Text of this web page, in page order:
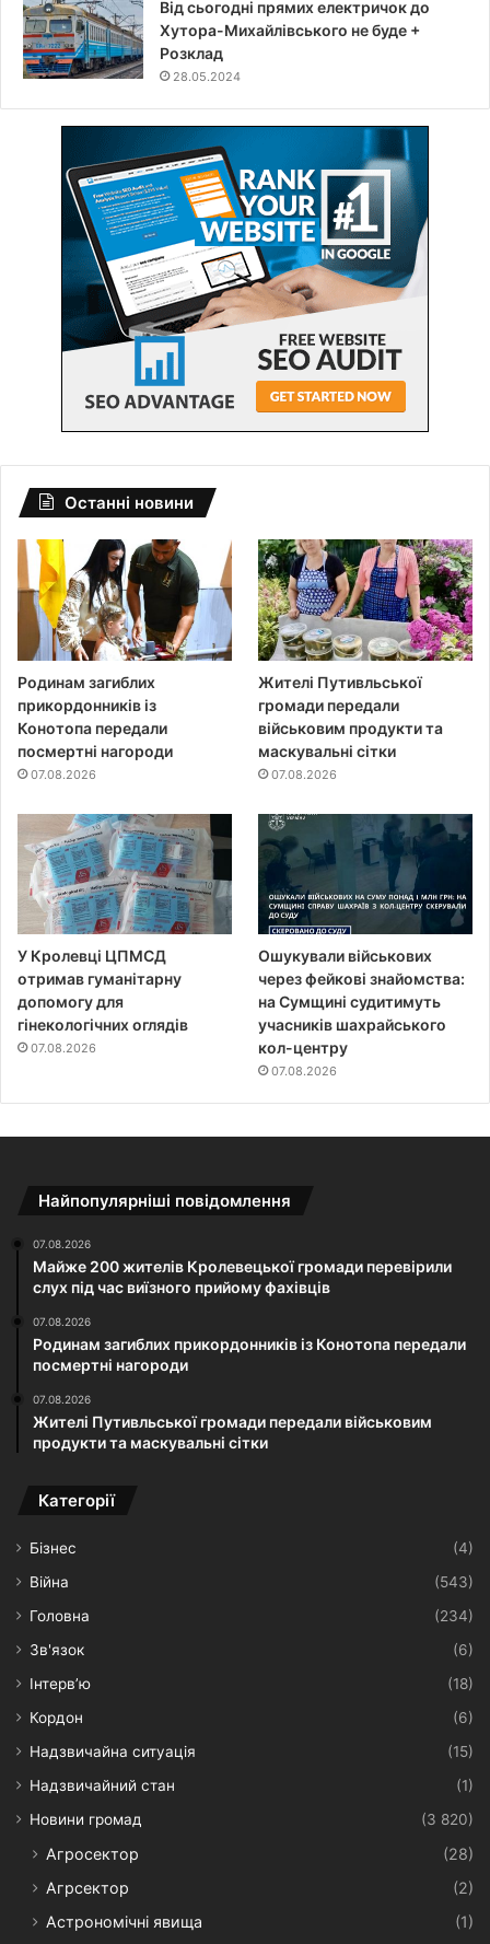
Від сьогодні прямих електричок до
Хутора-Михайлівського не буде +
Розклад
28.05.2024
Останні новини
Родинам загиблих
прикордонників із
Конотопа передали
посмертні нагороди
07.08.2026
Жителі Путивльської
громади передали
військовим продукти та
маскувальні сітки
07.08.2026
У Кролевці ЦПМСД
отримав гуманітарну
допомогу для
гінекологічних оглядів
07.08.2026
Ошукували військових
через фейкові знайомства:
на Сумщині судитимуть
учасників шахрайського
кол-центру
07.08.2026
Найпопулярніші повідомлення
07.08.2026
Майже 200 жителів Кролевецької громади перевірили
слух під час виїзного прийому фахівців
07.08.2026
Родинам загиблих прикордонників із Конотопа передали
посмертні нагороди
07.08.2026
Жителі Путивльської громади передали військовим
продукти та маскувальні сітки
Категорії
Бізнес
(4)
Війна
(543)
Головна
(234)
Зв'язок
(6)
Інтерв’ю
(18)
Кордон
(6)
Надзвичайна ситуація
(15)
Надзвичайний стан
(1)
Новини громад
(3 820)
Агросектор
(28)
Агрсектор
(2)
Астрономічні явища
(1)